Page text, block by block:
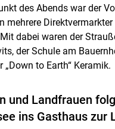
des Abends war der
mehrere
dabei waren der
der Schule am
to Earth“ Keramik.
und Landfrauen
ins Gasthaus zur